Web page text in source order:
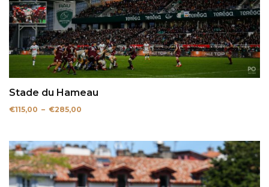
Stade du Hameau
€115,00 – €285,00
à
€285,00